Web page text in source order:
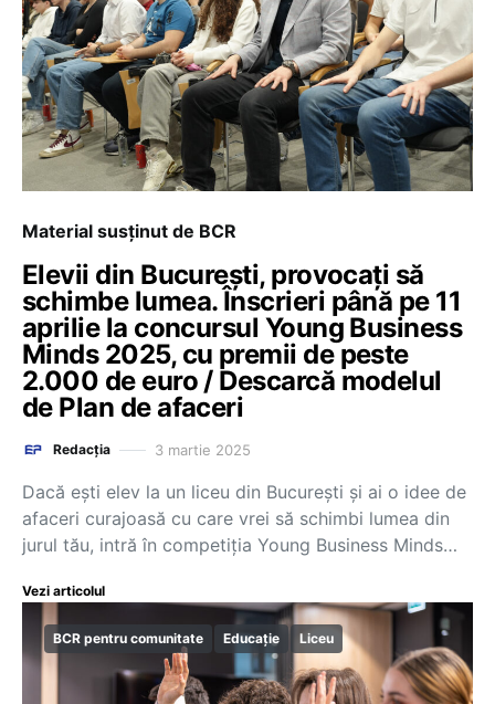
Material susținut de BCR
Elevii din București, provocați să
schimbe lumea. Înscrieri până pe 11
aprilie la concursul Young Business
Minds 2025, cu premii de peste
2.000 de euro / Descarcă modelul
de Plan de afaceri
Redacția 3 martie 2025
Dacă ești elev la un liceu din București și ai o idee de
afaceri curajoasă cu care vrei să schimbi lumea din
jurul tău, intră în competiția Young Business Minds…
Vezi articolul
BCR pentru comunitate Educație Liceu